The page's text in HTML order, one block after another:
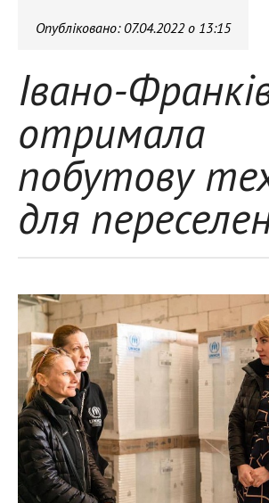
Опубліковано: 07.04.2022 о 13:15
Івано-
отримала
побутову
для